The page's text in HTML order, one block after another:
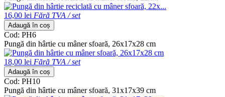
16,00 lei Fără TVA / set
Adaugă în coș
Cod: PH6
Pungă din hârtie cu mâner sfoară, 26x17x28 cm
18,00 lei Fără TVA / set
Adaugă în coș
Cod: PH10
Pungă din hârtie cu mâner sfoară, 31x17x39 cm